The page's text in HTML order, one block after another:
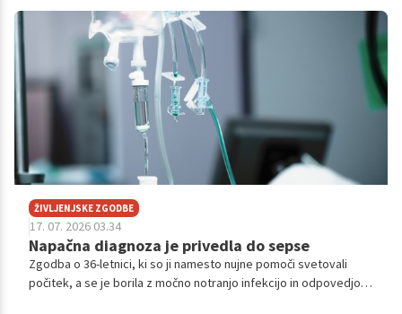
težje uravnava svojo temperaturo.
ŽIVLJENJSKE ZGODBE
17. 07. 2026 03.34
Napačna diagnoza je privedla do sepse
Zgodba o 36-letnici, ki so ji namesto nujne pomoči svetovali
počitek, a se je borila z močno notranjo infekcijo in odpovedjo